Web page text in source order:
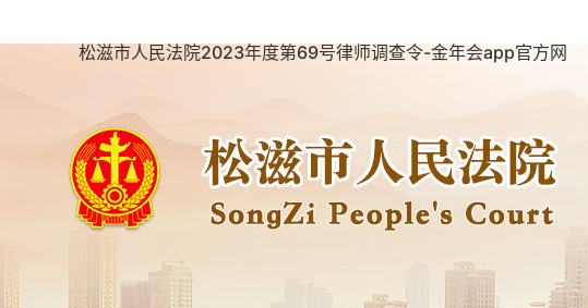
松滋市人民法院2023年度第69号律师调查令-金年会app官方网